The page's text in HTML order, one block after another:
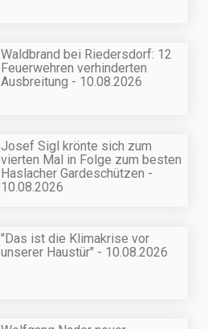
Waldbrand bei Riedersdorf: 12
Feuerwehren verhinderten
Ausbreitung - 10.08.2026
Josef Sigl krönte sich zum
vierten Mal in Folge zum besten
Haslacher Gardeschützen -
10.08.2026
"Das ist die Klimakrise vor
unserer Haustür" - 10.08.2026